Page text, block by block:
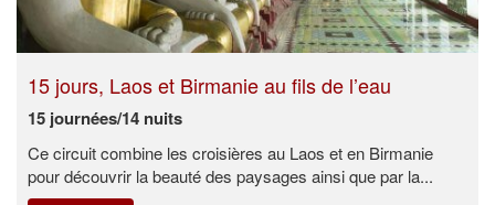
15 jours, Laos et Birmanie au fils de l’eau
15 journées/14 nuits
Ce circuit combine les croisières au Laos et en Birmanie
pour découvrir la beauté des paysages ainsi que par la...